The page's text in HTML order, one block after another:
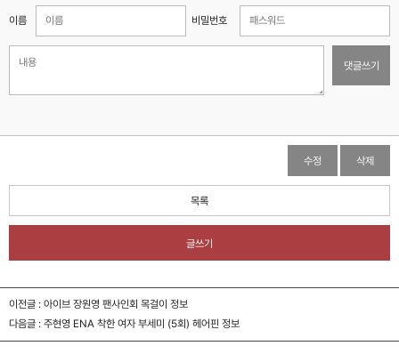
이름 비밀번호
댓글쓰기
수정 삭제
목록
글쓰기
이전글 : 아이브 장원영 팬사인회 목걸이 정보
다음글 : 주현영 ENA 착한 여자 부세미 (5회) 헤어핀 정보